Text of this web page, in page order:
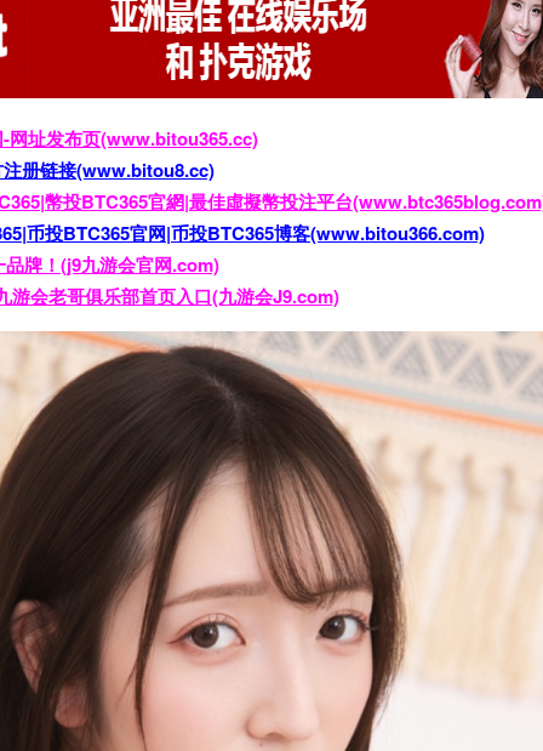
网址发布页(www.bitou365.cc)
册链接(www.bitou8.cc)
幣投BTC365官網|最佳虛擬幣投注平台
币投BTC365官网|币投BTC365博客(www.bitou366.com)
牌！(j9九游会官网.com)
游会老哥俱乐部首页入口(九游会J9.com)